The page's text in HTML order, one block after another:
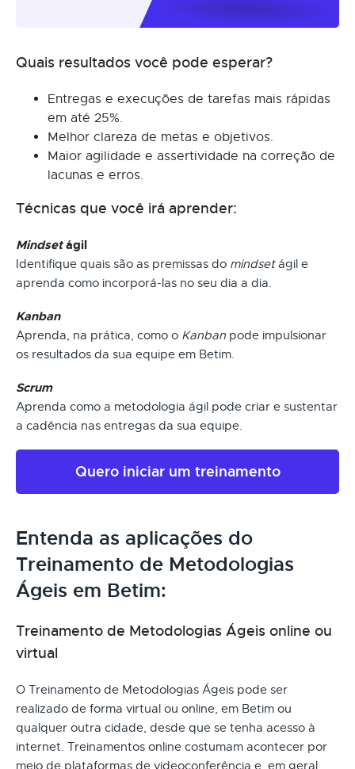
Quais resultados você pode esperar?
Entregas e execuções de tarefas mais rápidas
em até 25%.
Melhor clareza de metas e objetivos.
Maior agilidade e assertividade na correção de
lacunas e erros.
Técnicas que você irá aprender:
Mindsetágil
Identifique quais são as premissas do mindsetágil e
aprenda como incorporá-las no seu dia a dia.
Kanban
Aprenda, na prática, como o Kanban pode impulsionar
os resultados da sua equipe em Betim.
Scrum
Aprenda como a metodologia ágil pode criar e sustentar
a cadência nas entregas da sua equipe.
Quero iniciar um treinamento
Entenda as aplicações do
Treinamento de Metodologias
Ágeis em Betim:
Treinamento de Metodologias Ágeis online ou
virtual
O Treinamento de Metodologias Ágeis pode ser
realizado de forma virtual ou online, em Betim ou
qualquer outra cidade, desde que se tenha acesso à
internet. Treinamentos online costumam acontecer por
meio de plataformas de videoconferência e, em geral,